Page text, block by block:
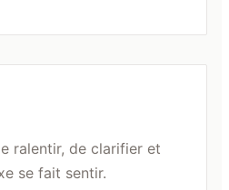
ralentir, de clarifier et
se fait sentir.